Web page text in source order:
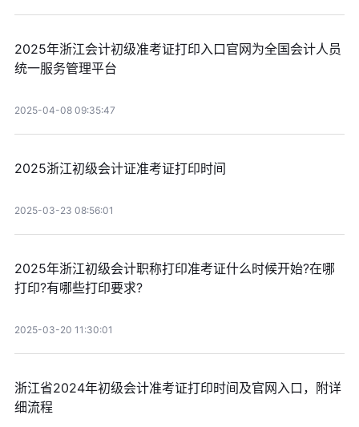
2025年浙江会计初级准考证打印入口官网为全国会计人员
统一服务管理平台
2025-04-08 09:35:47
2025浙江初级会计证准考证打印时间
2025-03-23 08:56:01
2025年浙江初级会计职称打印准考证什么时候开始?在哪
打印?有哪些打印要求?
2025-03-20 11:30:01
浙江省2024年初级会计准考证打印时间及官网入口，附详
细流程